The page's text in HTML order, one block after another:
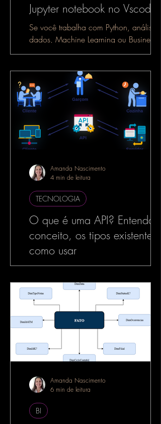
Jupyter notebook no Vscode
Se você trabalha com Python, análise de
dados, Machine Learning ou Business
Intelligence, é muito provável que já
O que é uma API? Entenda o
conceito, os tipos existentes e
como usar
No mundo da tecnologia,
no desenvolvimento de software, o termo
API é muito utilizado — e com razão. As
APIs estão por...
TECNOLOGIA
Amanda Nascimento
4 min de leitura
BI
Amanda Nascimento
6 min de leitura